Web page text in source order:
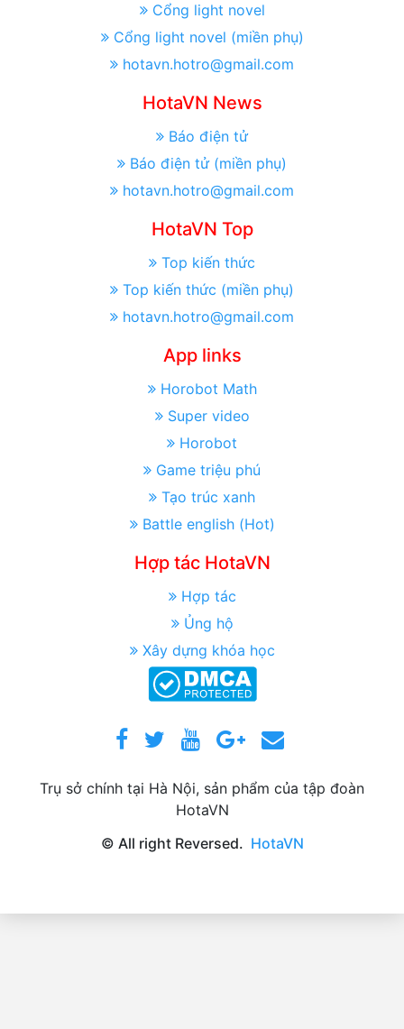
Cổng light novel
Cổng light novel (miền phụ)
hotavn.hotro@gmail.com
HotaVN News
Báo điện tử
Báo điện tử (miền phụ)
hotavn.hotro@gmail.com
HotaVN Top
Top kiến thức
Top kiến thức (miền phụ)
hotavn.hotro@gmail.com
App links
Horobot Math
Super video
Horobot
Game triệu phú
Tạo trúc xanh
Battle english (Hot)
Hợp tác HotaVN
Hợp tác
Ủng hộ
Xây dựng khóa học
Trụ sở chính tại Hà Nội, sản phẩm của tập đoàn
HotaVN
© All right Reversed. HotaVN